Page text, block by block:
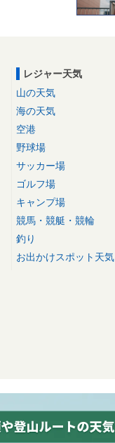
レジャー天気
山の天気
海の天気
空港
野球場
サッカー場
ゴルフ場
キャンプ場
競馬・競艇・競輪
釣り
お出かけスポット天気